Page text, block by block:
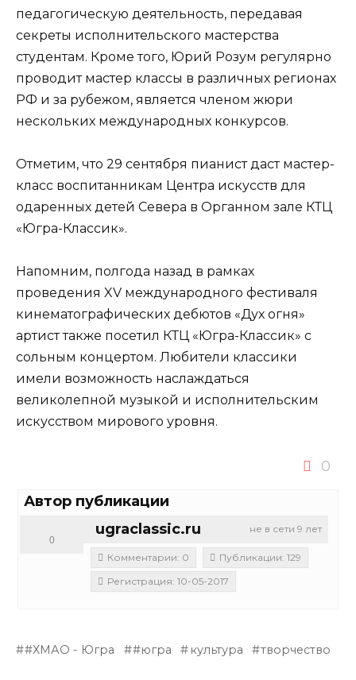
педагогическую деятельность, передавая
секреты исполнительского мастерства
студентам. Кроме того, Юрий Розум регулярно
проводит мастер классы в различных регионах
РФ и за рубежом, является членом жюри
нескольких международных конкурсов.
Отметим, что 29 сентября пианист даст мастер-
класс воспитанникам Центра искусств для
одаренных детей Севера в Органном зале КТЦ
«Югра-Классик».
Напомним, полгода назад в рамках
проведения XV международного фестиваля
кинематографических дебютов «Дух огня»
артист также посетил КТЦ «Югра-Классик» с
сольным концертом. Любители классики
имели возможность наслаждаться
великолепной музыкой и исполнительским
искусством мирового уровня.
0
Автор публикации
не в сети 9 лет
ugraclassic.ru
0
Комментарии: 0
Публикации: 129
Регистрация: 10-05-2017
#ХМАО - Югра #югра культура творчество